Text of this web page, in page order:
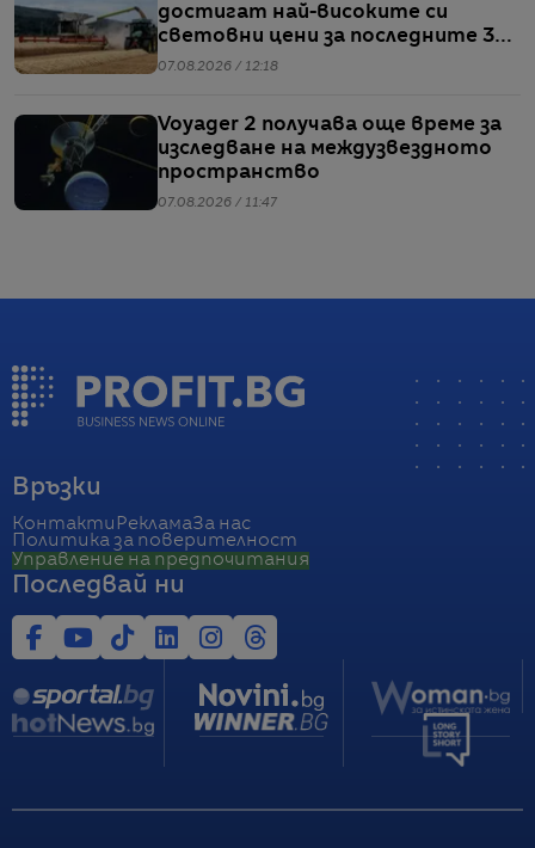
достигат най-високите си
световни цени за последните 3
години
07.08.2026 / 12:18
Voyager 2 получава още време за
изследване на междузвездното
пространство
07.08.2026 / 11:47
Връзки
Контакти РекламаЗа нас
Политика за поверителност
Управление на предпочитания
Последвай ни